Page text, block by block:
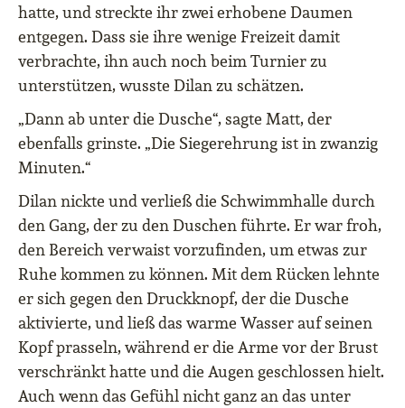
hatte, und streckte ihr zwei erhobene Daumen
entgegen. Dass sie ihre wenige Freizeit damit
verbrachte, ihn auch noch beim Turnier zu
unterstützen, wusste Dilan zu schätzen.
„Dann ab unter die Dusche“, sagte Matt, der
ebenfalls grinste. „Die Siegerehrung ist in zwanzig
Minuten.“
Dilan nickte und verließ die Schwimmhalle durch
den Gang, der zu den Duschen führte. Er war froh,
den Bereich verwaist vorzufinden, um etwas zur
Ruhe kommen zu können. Mit dem Rücken lehnte
er sich gegen den Druckknopf, der die Dusche
aktivierte, und ließ das warme Wasser auf seinen
Kopf prasseln, während er die Arme vor der Brust
verschränkt hatte und die Augen geschlossen hielt.
Auch wenn das Gefühl nicht ganz an das unter